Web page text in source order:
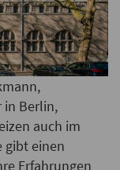
in Berlin,
auch im
gibt einen
Erfahrungen